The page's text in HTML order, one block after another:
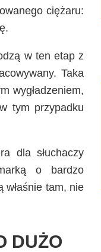
ciężaru:
w ten etap z
Taka
wygładzeniem,
tym przypadku
dla słuchaczy
o bardzo
właśnie tam, nie
DUŻO